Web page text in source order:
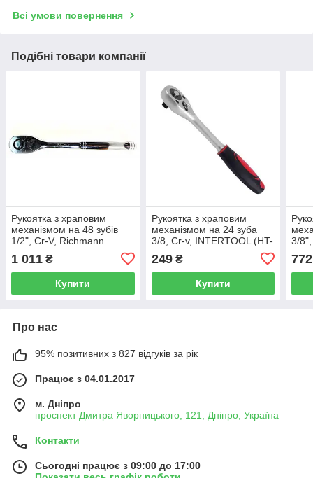
Всі умови повернення
Подібні товари компанії
Рукоятка з храповим
механізмом на 48 зубів
1/2", Cr-V, Richmann
1 011 ₴
Купити
Рукоятка з храповим
механізмом на 24 зуба
3/8, Cr-v, INTERTOOL (HT-
249₴
Купити
3/
772
Про нас
95% позитивних з 827 відгуків за рік
Працює з 04.01.2017
м. Дніпро
проспект Дмитра Яворницького, 121, Дніпро, Україна
Контакти
Сьогодні працює з 09:00 до 17:00